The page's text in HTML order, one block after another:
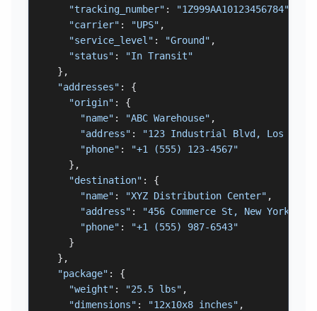
"tracking_number" : "1Z999AA10123456784"
"carrier" : "UPS" ,
"service_level" : "Ground" ,
"status" :
"In Transit"
  },
"addresses" : {
"origin" : {
"name" : "ABC Warehouse" ,
"address" :
"123 Industrial Blvd, Los
"phone" :
"+1 (555) 123-4567"
    },
"destination" : {
"name" : "XYZ Distribution Center" ,
"address" :
"456 Commerce St, New York, NY
"phone" :
"+1 (555) 987-6543"
    }
  },
"package" : {
"weight" : "25.5 lbs" ,
"dimensions" : "12x10x8 inches" ,